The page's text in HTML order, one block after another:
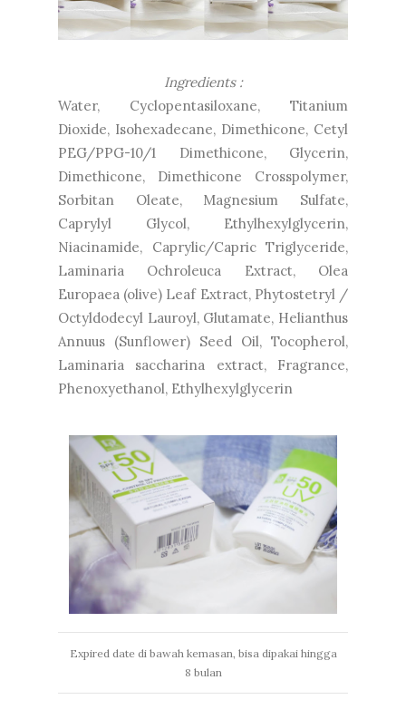
Ingredients :
Water, Cyclopentasiloxane, Titanium
Dioxide, Isohexadecane, Dimethicone, Cetyl
PEG/PPG-10/1 Dimethicone, Glycerin,
Dimethicone, Dimethicone Crosspolymer,
Sorbitan Oleate, Magnesium Sulfate,
Caprylyl Glycol, Ethylhexylglycerin,
Niacinamide, Caprylic/Capric Triglyceride,
Laminaria Ochroleuca Extract, Olea
Europaea (olive) Leaf Extract, Phytostetryl /
Octyldodecyl Lauroyl, Glutamate, Helianthus
Annuus (Sunflower) Seed Oil, Tocopherol,
Laminaria saccharina extract, Fragrance,
Phenoxyethanol, Ethylhexylglycerin
Expired date di bawah kemasan, bisa dipakai hingga
8 bulan